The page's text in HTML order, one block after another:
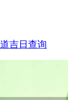
吉日查询